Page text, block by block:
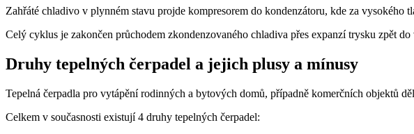
Zahřáté chladivo v plynném stavu projde kompresorem do kondenzátoru, kde za vysokého
Celý cyklus je zakončen průchodem zkondenzovaného chladiva přes expanzí trysku zpět
Druhy tepelných čerpadel a jejich plusy a mínusy
Tepelná čerpadla pro vytápění rodinných a bytových domů, případně komerčních objektů
Celkem v současnosti existují 4 druhy tepelných čerpadel: